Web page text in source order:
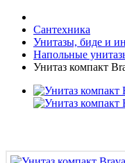
Сантехника
Унитазы, биде и
Напольные
Унитаз компакт